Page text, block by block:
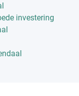
investering